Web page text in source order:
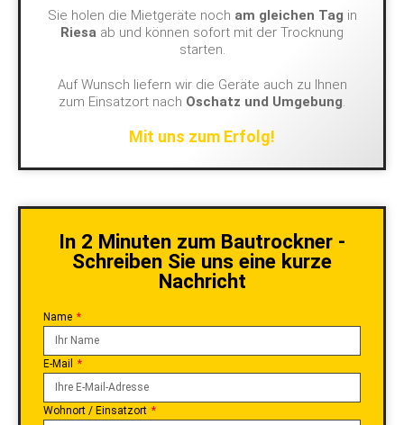
Sie holen die Mietgeräte noch am gleichen Tag in
Riesa ab und können sofort mit der Trocknung
starten.
Auf Wunsch liefern wir die Geräte auch zu Ihnen
zum Einsatzort nach Oschatz und Umgebung.
Mit uns zum Erfolg!
In 2 Minuten zum Bautrockner -
Schreiben Sie uns eine kurze
Nachricht
Name
E-Mail
Wohnort / Einsatzort